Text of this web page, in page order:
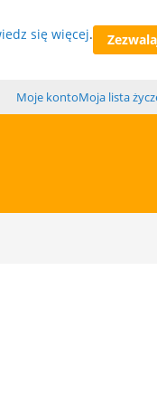
się więcej.
Moje kontoMoja lista